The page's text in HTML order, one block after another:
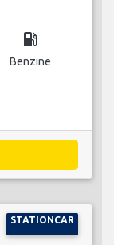
local_gas_station
Benzine
STATIONCAR